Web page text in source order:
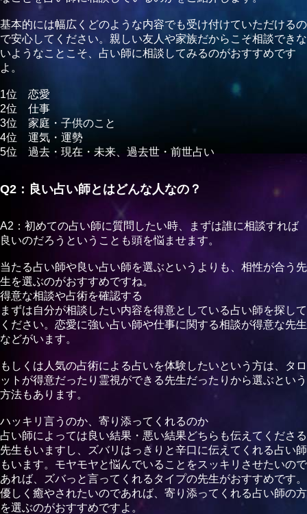
基本的には幅広くどのような内容でも受け付けていただけるの
で安心してください。親しい友人や家族だからこそ相談できな
いようなことこそ、占い師に相談してみるのがおすすめです
よ。
1位 恋愛
2位 仕事
3位 家庭・子供のこと
4位 運気・運勢
5位 過去・現在・未来、過去世・前世占い
Q2：良い占い師とはどんな人なの？
A2：初めての占い師に質問したい時、まずは誰に相談すれば
良いのだろうということも頭を悩ませます。
当たる占い師や良い占い師を選ぶというよりも、相性が合う先
生を選ぶのがおすすめですね。
得意な相談や占術を確認する
まずは自分が相談したい内容を得意としている占い師を探して
ください。恋愛に強い占い師や仕事に関する相談が得意な先生
などがいます。
もしくは人気の占術による占いを体験したいという方は、タロ
ットが得意だったり霊視ができる先生だったりから選ぶという
方法もあります。
ハッキリ言うのか、寄り添ってくれるのか
占い師によっては良い結果・悪い結果どちらも伝えてくださる
先生もいますし、ズバリはっきりと辛口に伝えてくれる占い師
もいます。モヤモヤと悩んでいることをスッキリさせたいので
あれば、ズバっと言ってくれるタイプの先生がおすすめです。
優しく癒やされたいのであれば、寄り添ってくれる占い師の方
を選ぶのがおすすめですよ。